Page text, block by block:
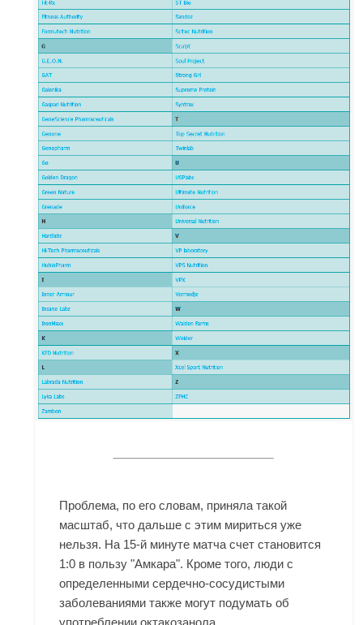
Проблема, по его словам, приняла такой
масштаб, что дальше с этим мириться уже
нельзя. На 15-й минуте матча счет становится
1:0 в пользу "Амкара". Кроме того, люди с
определенными сердечно-сосудистыми
заболеваниями также могут подумать об
употреблении октакозанола.